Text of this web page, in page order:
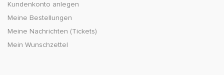
Kundenkonto anlegen
Meine Bestellungen
Meine Nachrichten (Tickets)
Mein Wunschzettel